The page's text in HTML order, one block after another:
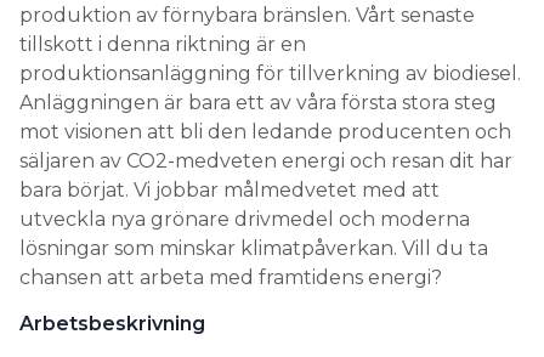
Search for:
SEARCH
produktion av förnybara bränslen. Vårt senaste
tillskott i denna riktning är en
produktionsanläggning för tillverkning av biodiesel.
Anläggningen är bara ett av våra första stora steg
mot visionen att bli den ledande producenten och
säljaren av CO2-medveten energi och resan dit har
bara börjat. Vi jobbar målmedvetet med att
utveckla nya grönare drivmedel och moderna
lösningar som minskar klimatpåverkan. Vill du ta
chansen att arbeta med framtidens energi?
Arbetsbeskrivning